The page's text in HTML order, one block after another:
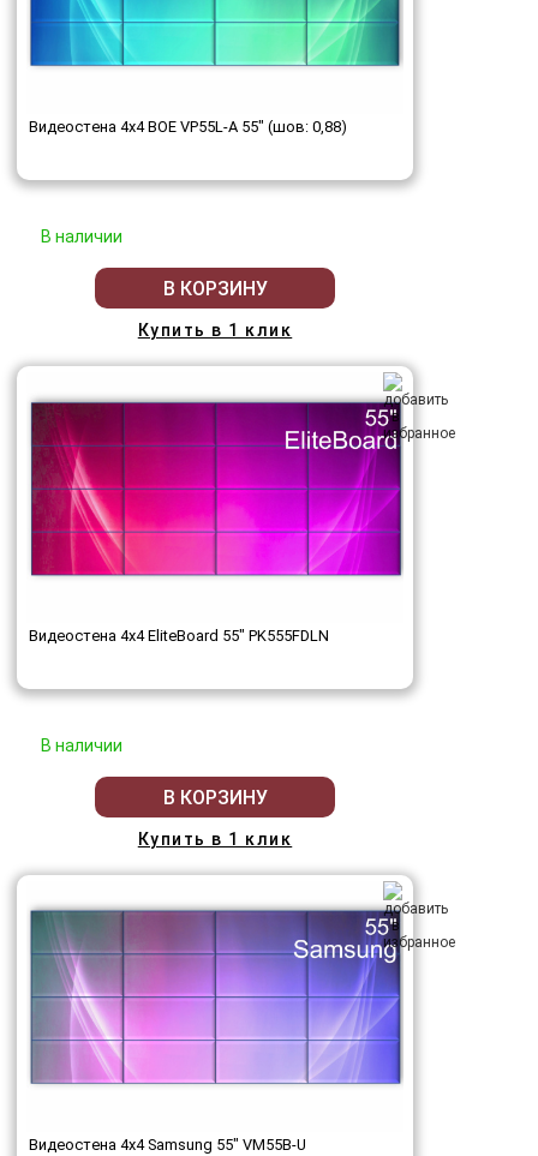
Видеостена 4x4 BOE VP55L-A 55" (шов: 0,88)
В наличии
В КОРЗИНУ
Купить в 1 клик
Видеостена 4x4 EliteBoard 55" PK555FDLN
В наличии
В КОРЗИНУ
Купить в 1 клик
Видеостена 4x4 Samsung 55" VM55B-U